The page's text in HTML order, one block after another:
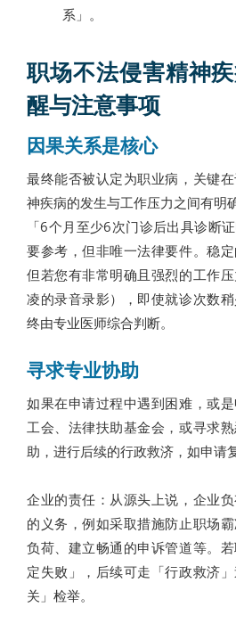
系」。
职场不法侵害精神
醒与注意事项
因果关系是核心
最终能否被认定为职业病，关键
神疾病的发生与工作压力之间有明
「6个月至少6次门诊后出具诊断
要参考，但非唯一法律要件。稳
但若您有非常明确且强烈的工作
凌的录音录影），即使就诊次数
终由专业医师综合判断。
寻求专业协助
如果在申请过程中遇到困难，或
工会、法律扶助基金会，或寻求
助，进行后续的行政救济，如申请
企业的责任：从源头上说，企业
的义务，例如采取措施防止职场
负荷、建立畅通的申诉管道等。
定失败」，后续可走「行政救济
关」检举。